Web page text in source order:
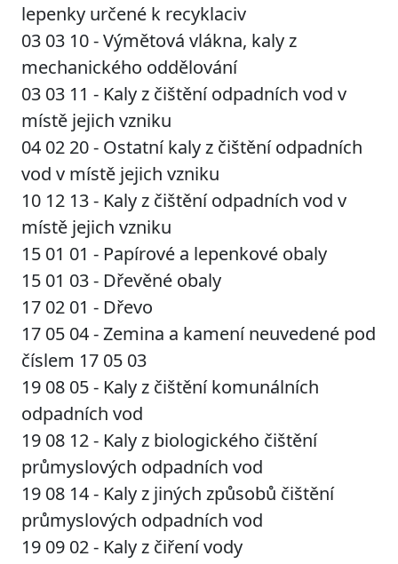
lepenky určené k recyklaciv
03 03 10 - Výmětová vlákna, kaly z
mechanického oddělování
03 03 11 - Kaly z čištění odpadních vod v
místě jejich vzniku
04 02 20 - Ostatní kaly z čištění odpadních
vod v místě jejich vzniku
10 12 13 - Kaly z čištění odpadních vod v
místě jejich vzniku
15 01 01 - Papírové a lepenkové obaly
15 01 03 - Dřevěné obaly
17 02 01 - Dřevo
17 05 04 - Zemina a kamení neuvedené pod
číslem 17 05 03
19 08 05 - Kaly z čištění komunálních
odpadních vod
19 08 12 - Kaly z biologického čištění
průmyslových odpadních vod
19 08 14 - Kaly z jiných způsobů čištění
průmyslových odpadních vod
19 09 02 - Kaly z čiření vody